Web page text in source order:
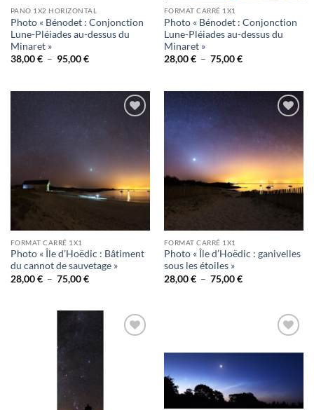
PANO 1X2 HORIZONTAL
Photo « Bénodet : Conjonction
Lune-Pléiades au-dessus du
Minaret »
38,00€ – 95,00€Plage
à
95,00 €
FORMAT CARRÉ 1X1
Photo « Bénodet : Conjonction
Lune-Pléiades au-dessus du
Minaret »
28,00€ – 75,00€Plage
à
FORMAT CARRÉ 1X1
Photo « Île d’Hoëdic : Bâtiment
du cannot de sauvetage »
28,00€ – 75,00€Plage
wishlist
FORMAT CARRÉ 1X1
Photo « Île d’Hoëdic : ganivelles
sous les étoiles »
28,00€ – 75,00€Plage
à la